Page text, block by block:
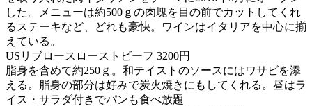
した。メニューは約500ｇの肉塊を目の前でカットしてくれ
るステーキなど、どれも豪快。ワインはイタリアを中心に揃
えている。
USリブロースローストビーフ 3200円
脂身を含めて約250ｇ。和テイストのソースにはワサビを添
える。脂身の部分は好みで炭火焼きにもしてくれる。昼はラ
イス・サラダ付きでパンも食べ放題